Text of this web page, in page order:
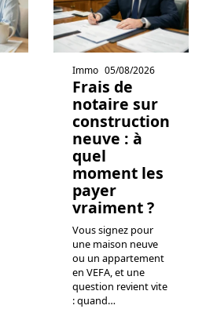
Immo 05/08/2026
Frais de
notaire sur
construction
neuve : à
quel
moment les
payer
vraiment ?
Vous signez pour
une maison neuve
ou un appartement
en VEFA, et une
question revient vite
: quand…